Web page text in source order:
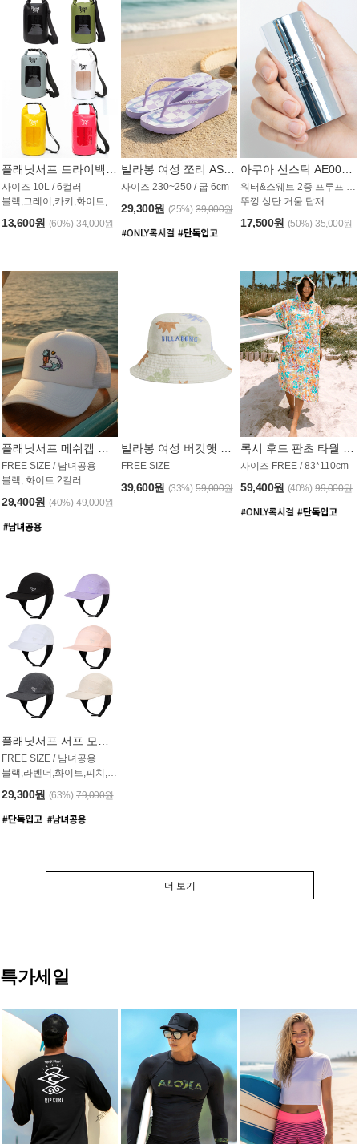
사이즈 10L / 6컬러
블랙,그레이,카키,화이트,옐로우,핑크
13,600원 (60%) 34,000원
사이즈 230~250 / 굽 6cm
29,300원 (25%) 39,000원
워터&스웨트 2중 프루프 / SPF 50+
뚜껑 상단 거울 탑재
17,500원 (50%) 35,000원
FREE SIZE / 남녀공용
블랙, 화이트 2컬러
29,400원 (40%) 49,000원
FREE SIZE
39,600원 (33%) 59,000원
사이즈 FREE / 83*110cm
59,400원 (40%) 99,000원
플래닛서프 서프 모자 UAC007PS
FREE SIZE / 남녀공용
블랙,라벤더,화이트,피치,그레이,오트밀 6컬러
29,300원 (63%) 79,000원
더 보기
특가세일